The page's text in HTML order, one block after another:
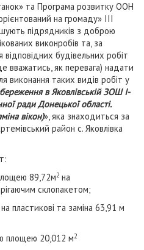
та Програма розвитку ООН
на громаду» ІІІ
підрядників з доброю
виконробів та, за
відповідних будівельних робіт
як перевага) надати
виконання таких видів робіт у
в Яковлівській ЗОШ І-
ради Донецької області.
вікон)», яка знаходиться за
район с. Яковлівка
89,72м2 на
склопакетом;
та заміна 63,91 м
20,012 м2